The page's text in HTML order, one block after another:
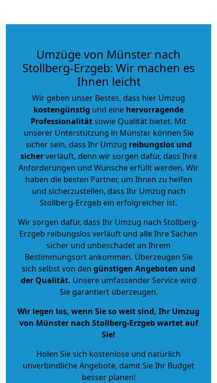
Umzüge von Münster nach
Stollberg-Erzgeb: Wir machen es
Ihnen leicht
Wir geben unser Bestes, dass hier Umzug
kostengünstig und eine hervorragende
Professionalitätsowie Qualität bietet. Mit
unserer Unterstützung in Münster können Sie
sicher sein, dass Ihr Umzug reibungslos und
sicherverläuft, denn wir sorgen dafür, dass Ihre
Anforderungen und Wünsche erfüllt werden. Wir
haben die besten Partner, um Ihnen zu helfen
und sicherzustellen, dass Ihr Umzug nach
Stollberg-Erzgeb ein erfolgreicher ist.
Wir sorgen dafür, dass Ihr Umzug nach Stollberg-
Erzgeb reibungslos verläuft und alle Ihre Sachen
sicher und unbeschadet an Ihrem
Bestimmungsort ankommen. Überzeugen Sie
sich selbst von den günstigen Angeboten und
der Qualität. Unsere umfassender Service wird
Sie garantiert überzeugen.
Wir legen los, wenn Sie so weit sind, Ihr Umzug
von Münster nach Stollberg-Erzgeb wartet auf
Sie!
Holen Sie sich kostenlose und natürlich
unverbindliche Angebote, damit Sie Ihr Budget
besser planen!